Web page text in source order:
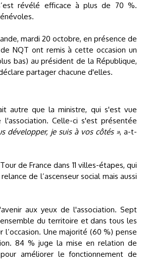
révélé efficace à plus de 70 %.
mardi 20 octobre, en présence de
NQT ont remis à cette occasion un
bas) au président de la République,
partager chacune d'elles.
autre que la ministre, qui s'est vue
Celle-ci s'est présentée
développer, je suis à vos côtés », a-t-
de France dans 11 villes-étapes, qui
de l’ascenseur social mais aussi
aux yeux de l'association. Sept
du territoire et dans tous les
l’occasion. Une majorité (60 %) pense
84 % juge la mise en relation de
améliorer le fonctionnement de